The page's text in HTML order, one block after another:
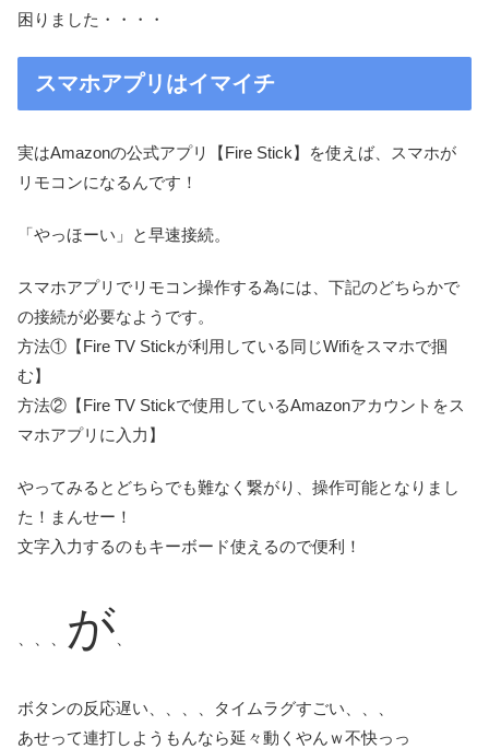
困りました・・・・
スマホアプリはイマイチ
実はAmazonの公式アプリ【Fire Stick】を使えば、スマホが
リモコンになるんです！
「やっほーい」と早速接続。
スマホアプリでリモコン操作する為には、下記のどちらかで
の接続が必要なようです。
方法①【Fire TV Stickが利用している同じWifiをスマホで掴
む】
方法②【Fire TV Stickで使用しているAmazonアカウントをス
マホアプリに入力】
やってみるとどちらでも難なく繋がり、操作可能となりまし
た！まんせー！
文字入力するのもキーボード使えるので便利！
が
ボタンの反応遅い、、、、タイムラグすごい、、、
あせって連打しようもんなら延々動くやんｗ不快っっ